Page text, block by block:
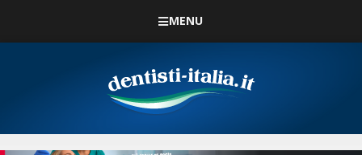
MENU